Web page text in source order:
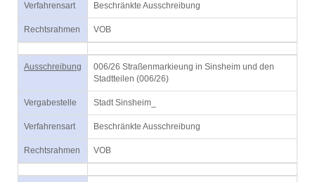
Verfahrensart Beschränkte Ausschreibung
Rechtsrahmen VOB
Ausschreibung
006/26 Straßenmarkieung in Sinsheim und den
Stadtteilen (006/26)
Vergabestelle Stadt Sinsheim_
Verfahrensart Beschränkte Ausschreibung
Rechtsrahmen VOB